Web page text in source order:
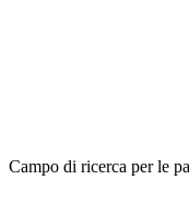
Campo di ricerca per le